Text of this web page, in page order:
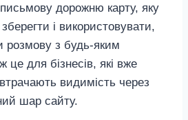
дорожню карту, яку
і використовувати,
з будь‑яким
це для бізнесів, які вже
видимість через
шар сайту.